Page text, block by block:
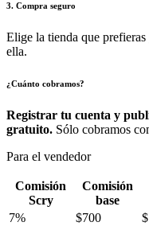
3. Compra seguro
Elige la tienda que
ella.
¿Cuánto cobramos?
Registrar tu cuenta y
gratuito. Sólo cobramos
Para el vendedor
Comisión
Scry
Comisión
base
7%
$700